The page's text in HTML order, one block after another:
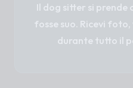
Il dog sitter si prende
fosse suo. Ricevi
durante tutto il